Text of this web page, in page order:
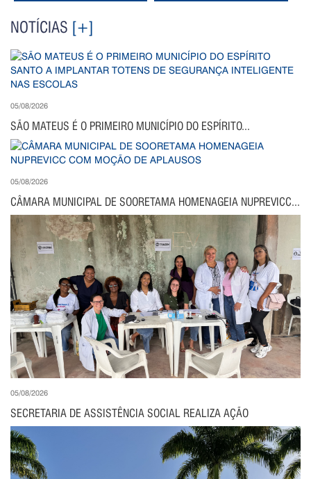
NOTÍCIAS [+]
05/08/2026
SÃO MATEUS É O PRIMEIRO MUNICÍPIO DO ESPÍRITO...
05/08/2026
CÂMARA MUNICIPAL DE SOORETAMA HOMENAGEIA NUPREVICC...
05/08/2026
SECRETARIA DE ASSISTÊNCIA SOCIAL REALIZA AÇÃO